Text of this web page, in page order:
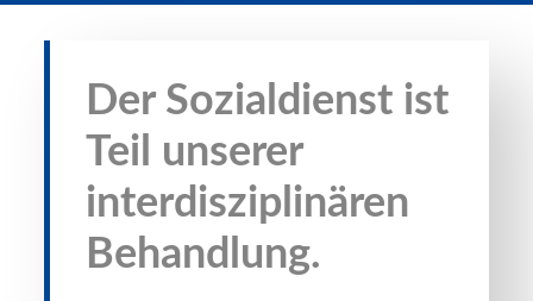
Der Sozialdienstist
Teil unserer
interdisziplinären
Behandlung.